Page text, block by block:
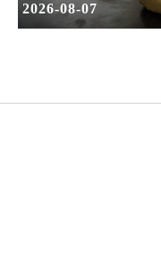
2026-08-07